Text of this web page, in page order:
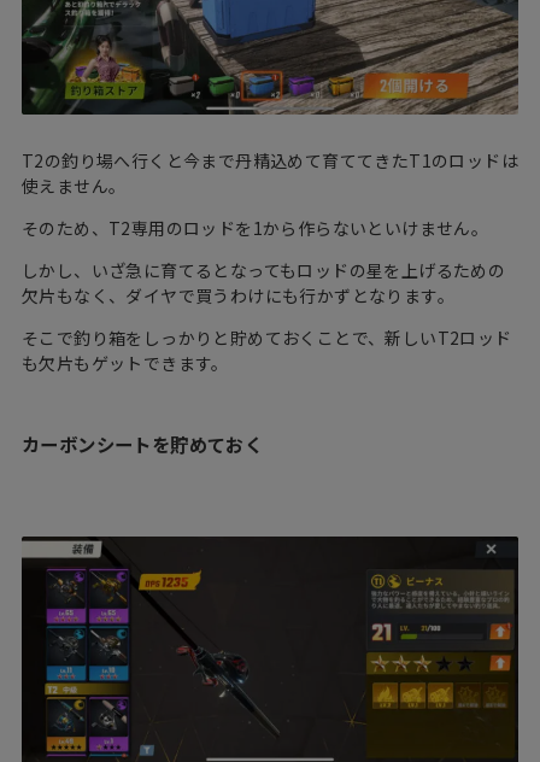
T2の釣り場へ行くと今まで丹精込めて育ててきたT1のロッドは
使えません。
そのため、T2専用のロッドを1から作らないといけません。
しかし、いざ急に育てるとなってもロッドの星を上げるための
欠片もなく、ダイヤで買うわけにも行かずとなります。
そこで釣り箱をしっかりと貯めておくことで、新しいT2ロッド
も欠片もゲットできます。
カーボンシートを貯めておく